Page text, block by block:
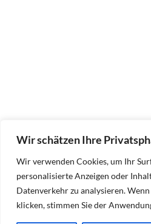
Wir schätzen Ihre
Wir verwenden Cookies, um Ihr
personalisierte Anzeigen oder
Datenverkehr zu analysieren.
klicken, stimmen Sie der